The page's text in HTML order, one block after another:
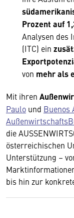
Prozent auf
Analysen des
(ITC) ein
von mehr als
Mit ihren
Paulo und Buenos
die
österreichischen
Unterstützung –
bis hin zur